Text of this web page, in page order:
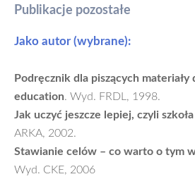
Publikacje pozostałe
Jako autor (wybrane):
Podręcznik dla piszących materiały
education. Wyd. FRDL, 1998.
Jak uczyć jeszcze lepiej, czyli
ARKA, 2002.
Stawianie celów – co warto o tym
Wyd. CKE, 2006